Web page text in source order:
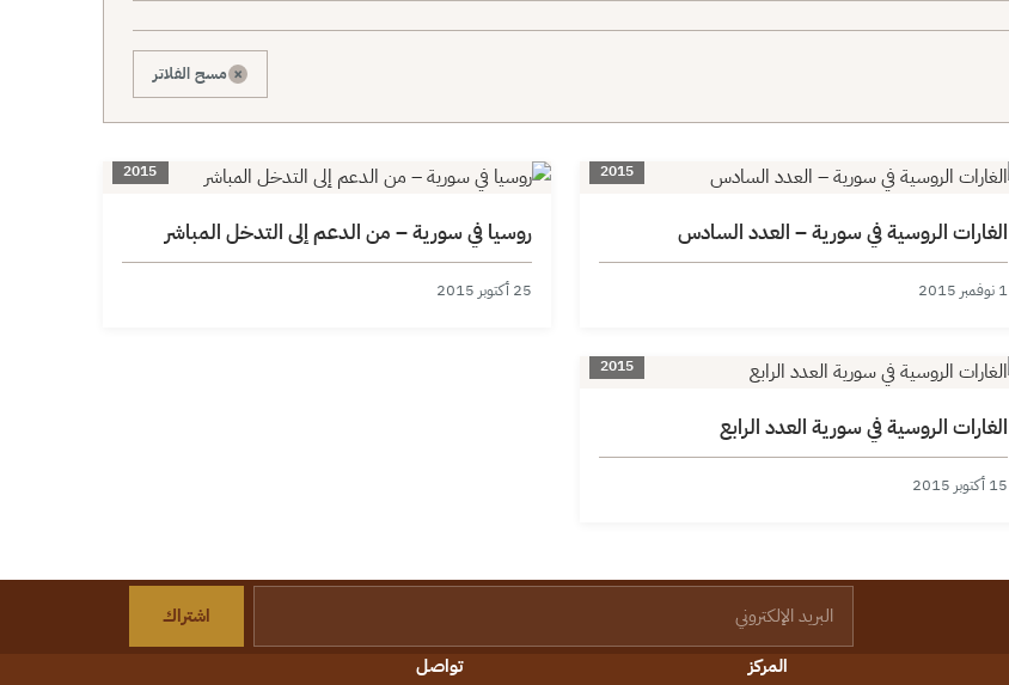
× مسح الفلاتر
2015
الغارات الروسية في سورية – العدد السادس
1 نوفمبر 2015
2015
روسيا في سورية – من الدعم إلى التدخل المباشر
25 أكتوبر 2015
2015
الغارات الروسية في سورية العدد الرابع
15 أكتوبر 2015
اشتراك
المركز تواصل